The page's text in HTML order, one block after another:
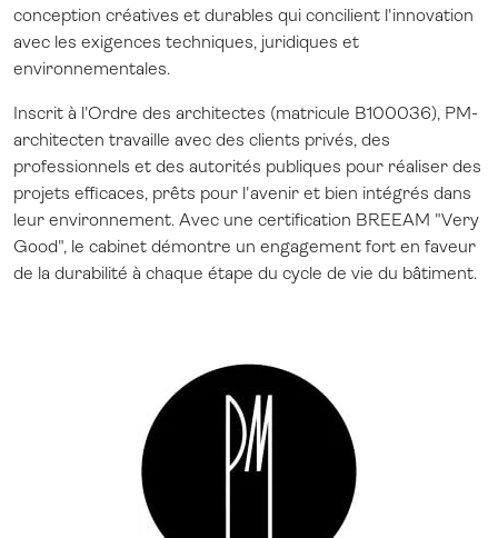
conception créatives et durables qui concilient l'innovation
avec les exigences techniques, juridiques et
environnementales.
Inscrit à l'Ordre des architectes (matricule B100036), PM-
architecten travaille avec des clients privés, des
professionnels et des autorités publiques pour réaliser des
projets efficaces, prêts pour l'avenir et bien intégrés dans
leur environnement. Avec une certification BREEAM "Very
Good", le cabinet démontre un engagement fort en faveur
de la durabilité à chaque étape du cycle de vie du bâtiment.